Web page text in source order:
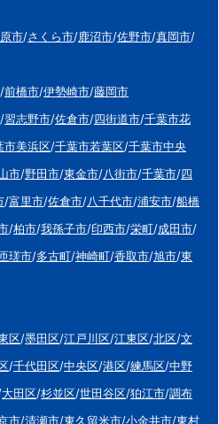
市/さくら市/鹿沼市/佐野市/真岡市/
/前橋市/伊勢崎市/藤岡市
/習志野市/佐倉市/四街道市/千葉市花
市美浜区/千葉市若葉区/千葉市中央
市/野田市/東金市/八街市/千葉市/四
/富里市/佐倉市/八千代市/浦安市/船橋
/柏市/我孫子市/印西市/栄町/成田市/
瑳市/多古町/神崎町/香取市/旭市/東
区/墨田区/江戸川区/江東区/北区/文
/千代田区/中央区/港区/練馬区/中野
大田区/杉並区/世田谷区/狛江市/調布
市/清瀬市/東久留米市/小金井市/東村